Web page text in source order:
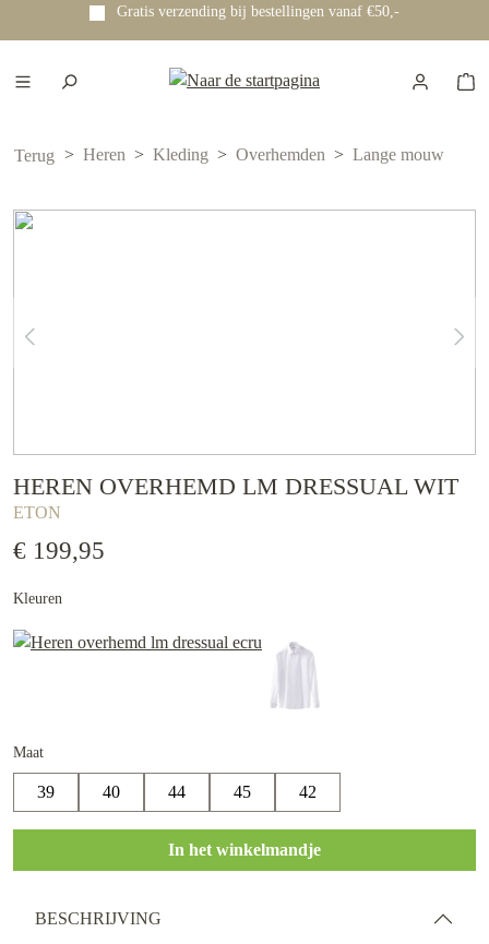
hoofdinhoud
Gratis verzending bij bestellingen vanaf €50,-
Terug Heren Kleding Overhemden Lange mouw
HEREN OVERHEMD LM DRESSUAL WIT
ETON
€ 199,95
Kleuren
Maat
39 40 44 45 42
In het winkelmandje
BESCHRIJVING